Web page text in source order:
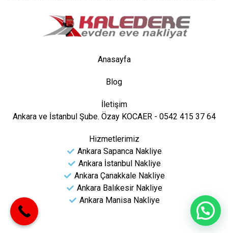
Anasayfa
Blog
İletişim
Ankara ve İstanbul Şube. Özay KOCAER - 0542 415 37 64
Hizmetlerimiz
Ankara Sapanca Nakliye
Ankara İstanbul Nakliye
Ankara Çanakkale Nakliye
Ankara Balıkesir Nakliye
Ankara Manisa Nakliye